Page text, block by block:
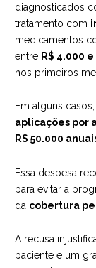
diagnosticados
tratamento com
medicamentos
entre R$ 4.000 e
nos primeiros
Em alguns
aplicações por
R$ 50.000
Essa despesa
para evitar a
da cobertura
A recusa
paciente e um